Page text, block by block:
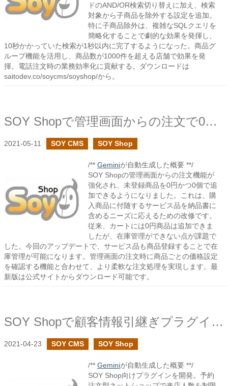
ドのAND/OR検索切り替えに加え、検索
対象から子商品を除外する設定を追加。
特に子商品除外は、複雑なSQLクエリを
簡略化することで劇的な効果を発揮し、
10秒かかっていた検索が1秒以内に完了するようになった。商品グ
ループ機能を活用し、商品数が1000件を超える店舗で効果を発
揮。電話注文時の業務効率化に貢献する。ダウンロードは
saitodev.co/soycms/soyshop/から。
SOY Shopで管理画面からの注文で0円商品の追加の設定を設けました
2021-05-11 SOY CMS SOY Shop
/** Geminiが自動生成した概要 **/
SOY Shopの管理画面からの注文機能が
強化され、未登録商品を0円かつ0個で追
加できるようになりました。これは、購
入商品に付随するサービス品を納品書に
含めるニーズに応えるための改修です。
従来、カートには0円商品は追加できま
したが、在庫管理ができない点が課題で
した。今回のアップデートで、サービス品も商品登録することで在
庫管理が可能になります。管理画面の注文時に商品ごとの価格設定
を確認する機能と合わせて、より柔軟な注文処理を実現します。最
新版は公式サイトからダウンロード可能です。
SOY Shopで顧客情報引継ぎプラグインを作成しました
2021-04-23 SOY CMS SOY Shop
/** Geminiが自動生成した概要 **/
SOY Shop向けプラグインを開発。予約